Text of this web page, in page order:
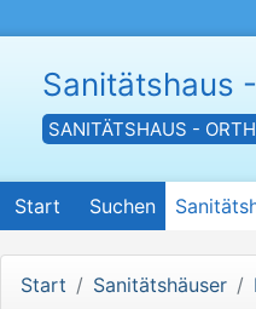
Sanitätshaus
SANITÄTSHAUS -
Start Suchen
Start Sanitätshäuser